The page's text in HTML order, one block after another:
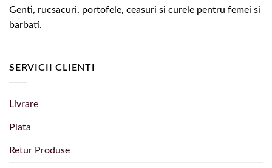
Genti, rucsacuri, portofele, ceasuri si curele pentru femei si
barbati.
SERVICII CLIENTI
Livrare
Plata
Retur Produse